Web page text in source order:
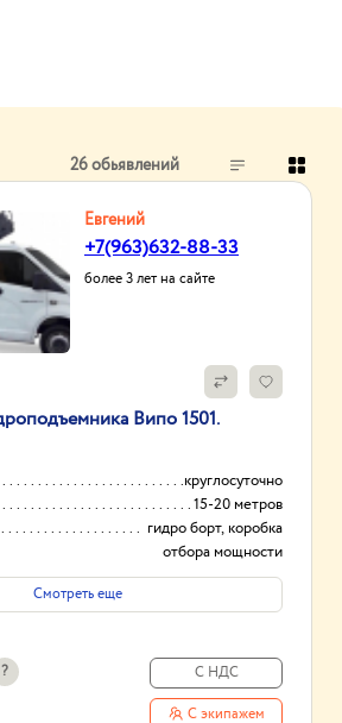
26 обьявлений
Евгений
+7(963)632-88-33
более 3 лет на сайте
Випо 1501.
круглосуточно
15-20 метров
гидро борт, коробка
отбора мощности
(ком)
Смотреть еще
? С НДС
С экипажем